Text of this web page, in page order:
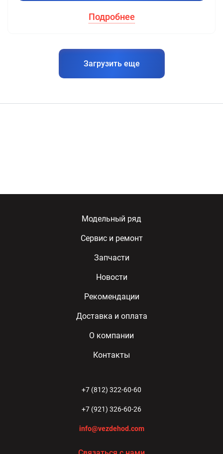
Подробнее
Загрузить еще
Модельный ряд
Сервис и ремонт
Запчасти
Новости
Рекомендации
Доставка и оплата
О компании
Контакты
+7 (812) 322-60-60
+7 (921) 326-60-26
info@vezdehod.com